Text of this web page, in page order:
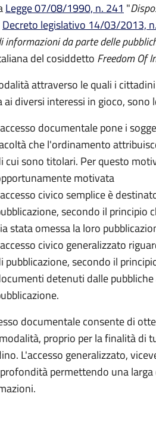
Legge 07/08/1990, n. 241 "
Decreto legislativo 14/03/2013,
informazioni da parte delle
del cosiddetto Freedom Of
attraverso le quali i
ai diversi interessi in gioco, sono
documentale pone i
che l'ordinamento
cui sono titolari. Per questo
motivata
civico semplice è
secondo il principio
stata omessa la loro
civico generalizzato
pubblicazione, secondo il
detenuti dalle
documentale consente di
proprio per la finalità di
L'accesso generalizzato,
permettendo una